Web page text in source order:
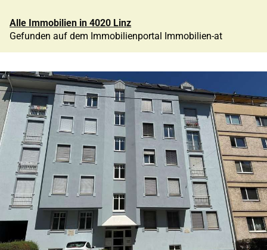
Alle Immobilien in 4020 Linz
Gefunden auf dem Immobilienportal Immobilien-at